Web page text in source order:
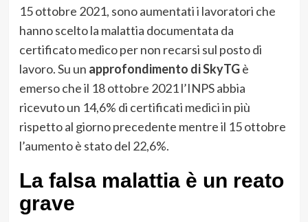
15 ottobre 2021, sono aumentati i lavoratori che
hanno scelto la malattia documentata da
certificato medico per non recarsi sul posto di
lavoro. Su un approfondimento di SkyTGè
emerso che il 18 ottobre 2021 l’INPS abbia
ricevuto un 14,6% di certificati medici in più
rispetto al giorno precedente mentre il 15 ottobre
l’aumento è stato del 22,6%.
La falsa malattia è un reato
grave